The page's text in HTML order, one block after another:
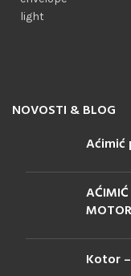
NOVOSTI & BLOG
Aćimić
Kotor